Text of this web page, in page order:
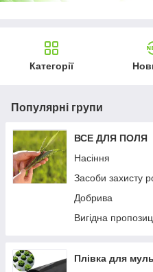
Категорії
Популярні групи
ВСЕ ДЛЯ ПОЛЯ
Насіння
Засоби захисту
Добрива
Вигідна
Плівка для